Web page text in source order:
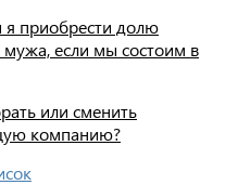
я приобрести долю
мужа, если мы состоим в
или сменить
компанию?